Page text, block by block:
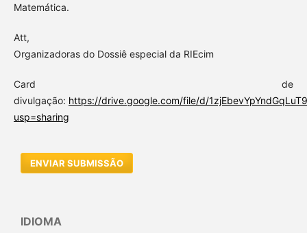
Matemática.
Att,
Organizadoras do Dossiê especial da RIEcim
Card de
divulgação: https://drive.google.com/file/d/
usp=sharing
ENVIAR SUBMISSÃO
IDIOMA